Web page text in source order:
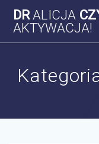
DRALICJA
AKTYWACJA!